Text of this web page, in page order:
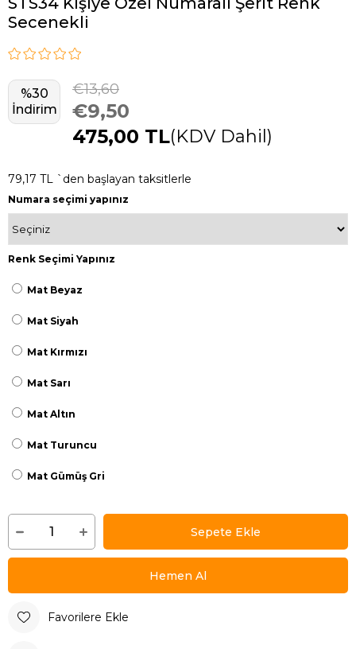
Secenekli
%30
İndirim
€13,60
€9,50
475,00 TL(KDV Dahil)
79,17 TL `den başlayan taksitlerle
Numara seçimi yapınız
Renk Seçimi Yapınız
Mat Beyaz
Mat Siyah
Mat Kırmızı
Mat Sarı
Mat Altın
Mat Turuncu
Mat Gümüş Gri
Favorilere Ekle